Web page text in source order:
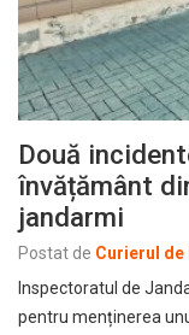
Două
învățământ
jandarmi
Postat de Curierul de
Inspectoratul de
pentru menținerea